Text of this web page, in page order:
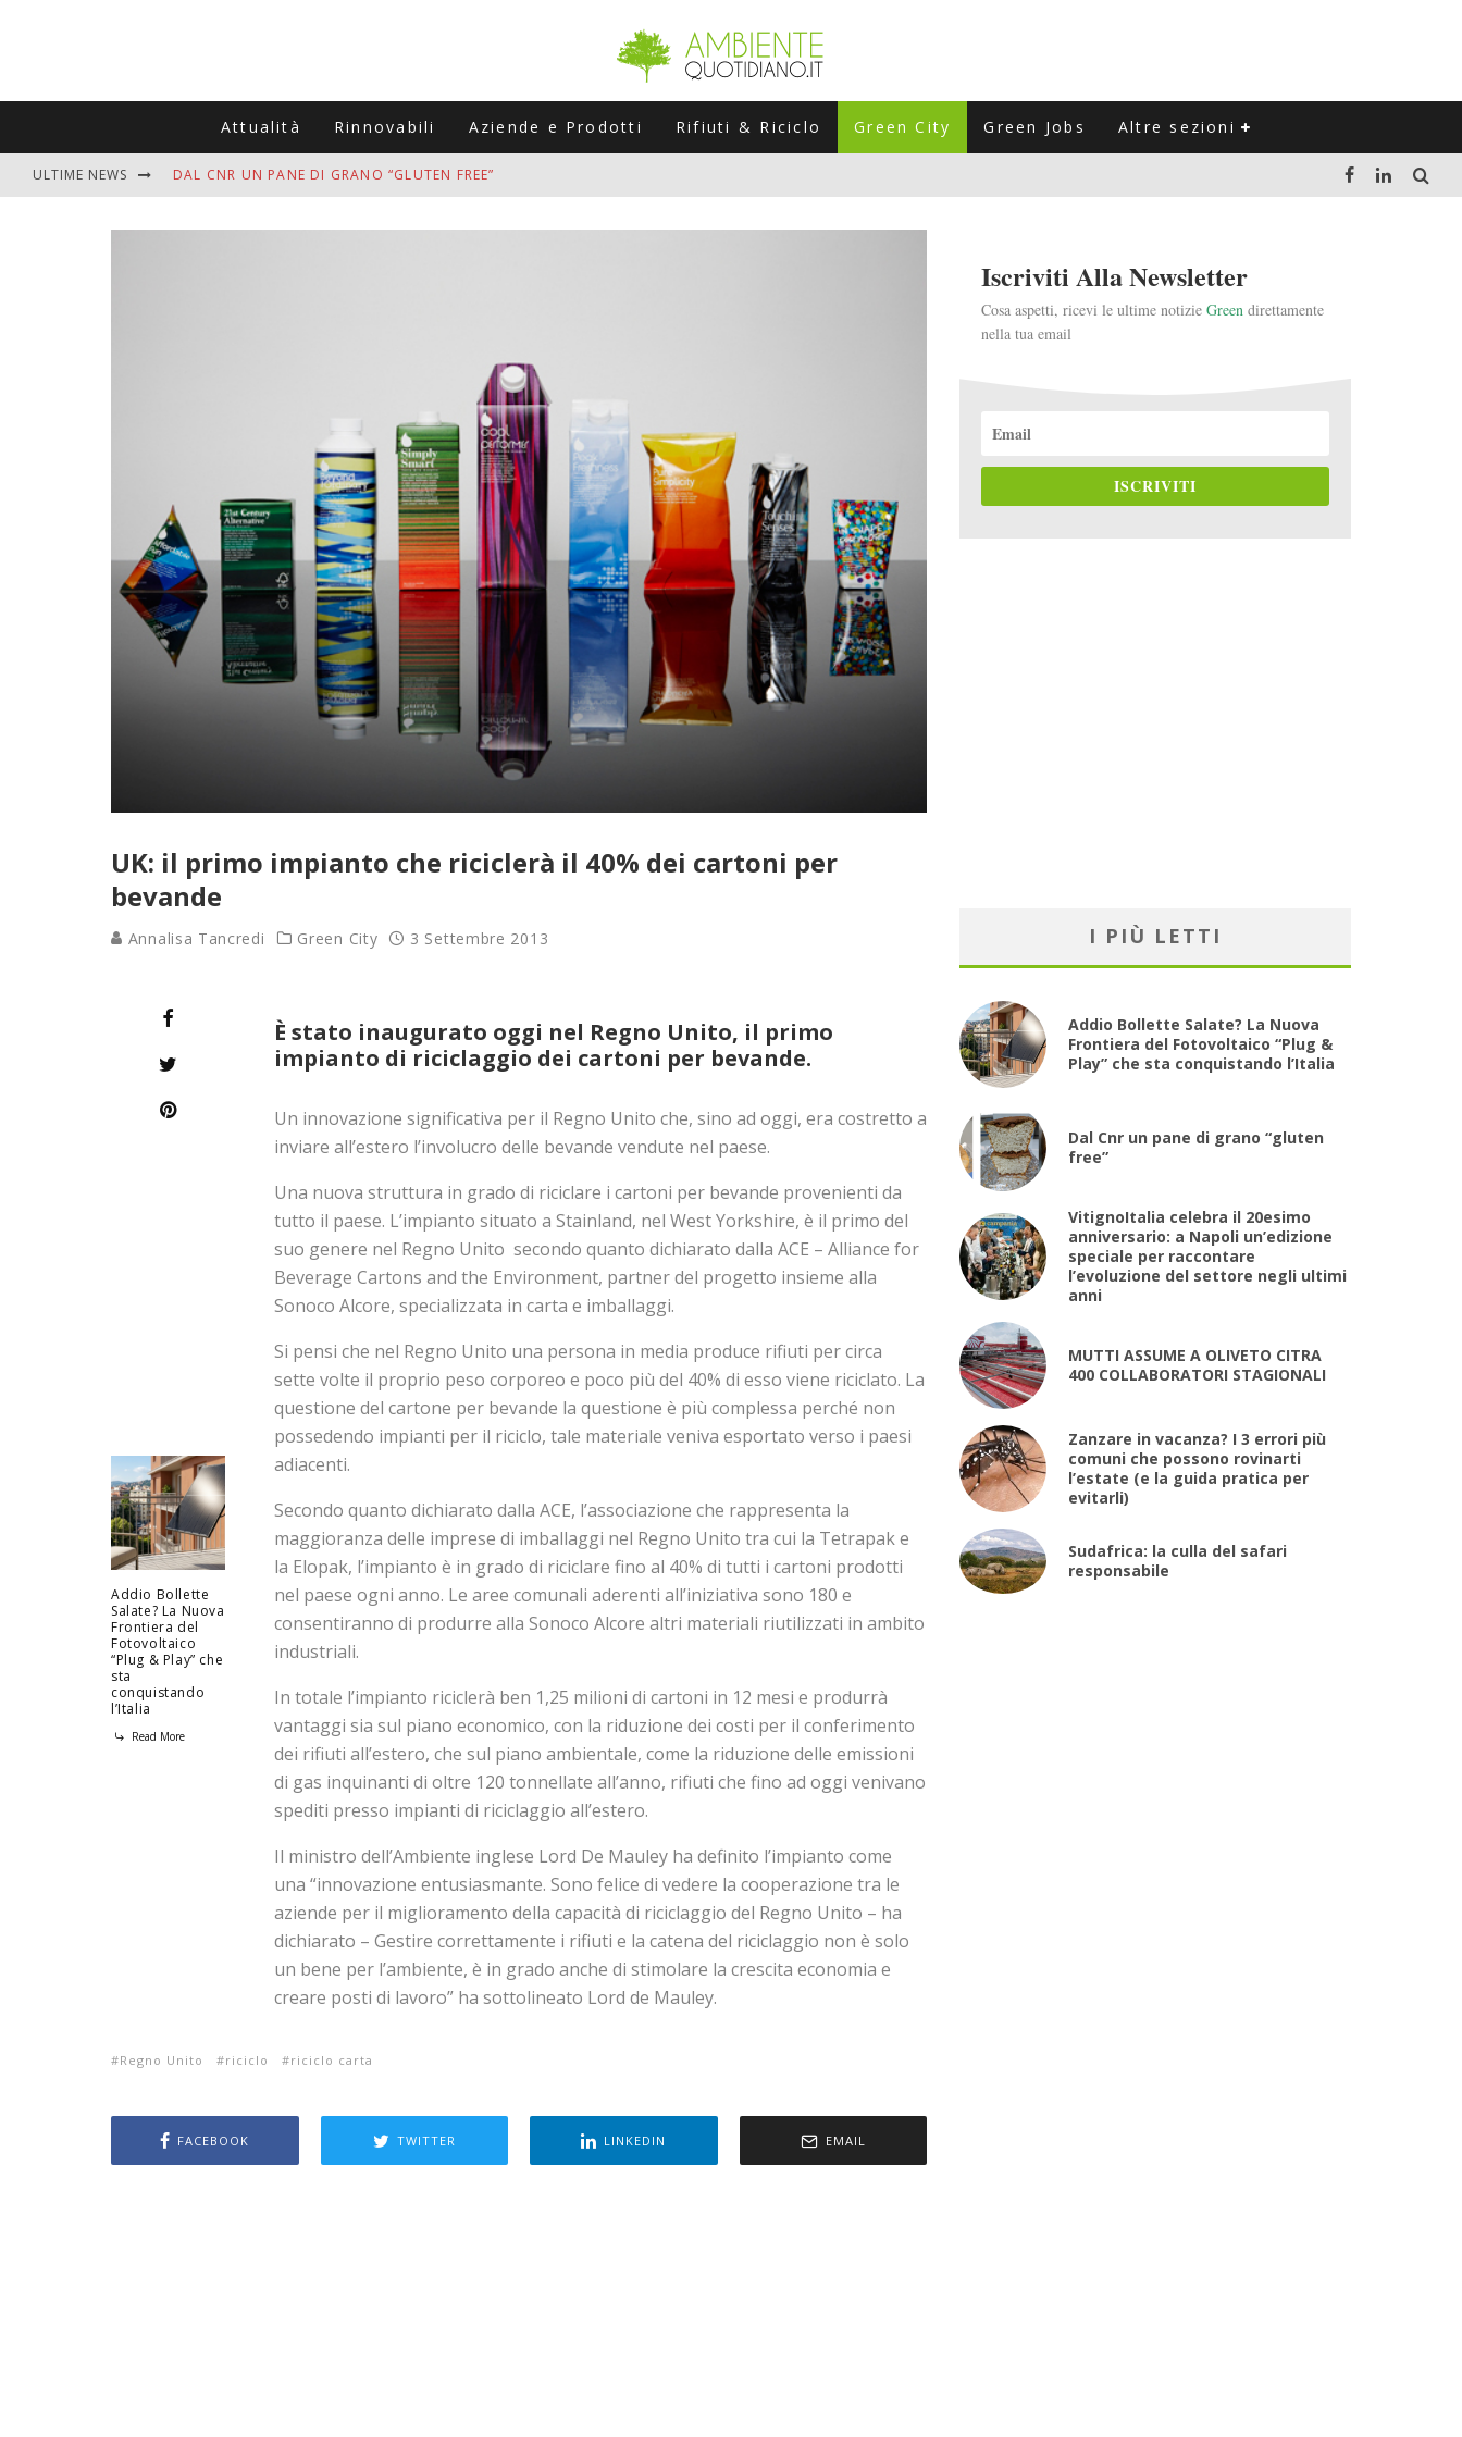
Attualità Rinnovabili Aziende e Prodotti Rifiuti & Riciclo Green City Green Jobs Altre sezioni
ULTIME NEWS DAL CNR UN PANE DI GRANO “GLUTEN FREE”
ZANZARE IN VACANZA? I 3 ERRORI PIÙ COMUNI CHE POSSONO ROVINARTI L’ESTATE (E LA GUIDA PRATICA PER EVITARLI)
UK: il primo impianto che riciclerà il 40% dei cartoni per
bevande
Annalisa Tancredi Green City 3 Settembre 2013
Addio Bollette
Salate? La Nuova
Frontiera del
Fotovoltaico
“Plug & Play” che
sta
conquistando
l’Italia
Read More
È stato inaugurato oggi nel Regno Unito, il primo
impianto di riciclaggio dei cartoni per bevande.
Un innovazione significativa per il Regno Unito che, sino ad oggi, era costretto a
inviare all’estero l’involucro delle bevande vendute nel paese.
Una nuova struttura in grado di riciclare i cartoni per bevande provenienti da
tutto il paese. L’impianto situato a Stainland, nel West Yorkshire, è il primo del
suo genere nel Regno Unito secondo quanto dichiarato dalla ACE – Alliance for
Beverage Cartons and the Environment, partner del progetto insieme alla
Sonoco Alcore, specializzata in carta e imballaggi.
Si pensi che nel Regno Unito una persona in media produce rifiuti per circa
sette volte il proprio peso corporeo e poco più del 40% di esso viene riciclato. La
questione del cartone per bevande la questione è più complessa perché non
possedendo impianti per il riciclo, tale materiale veniva esportato verso i paesi
adiacenti.
Secondo quanto dichiarato dalla ACE, l’associazione che rappresenta la
maggioranza delle imprese di imballaggi nel Regno Unito tra cui la Tetrapak e
la Elopak, l’impianto è in grado di riciclare fino al 40% di tutti i cartoni prodotti
nel paese ogni anno. Le aree comunali aderenti all’iniziativa sono 180 e
consentiranno di produrre alla Sonoco Alcore altri materiali riutilizzati in ambito
industriali.
In totale l’impianto riciclerà ben 1,25 milioni di cartoni in 12 mesi e produrrà
vantaggi sia sul piano economico, con la riduzione dei costi per il conferimento
dei rifiuti all’estero, che sul piano ambientale, come la riduzione delle emissioni
di gas inquinanti di oltre 120 tonnellate all’anno, rifiuti che fino ad oggi venivano
spediti presso impianti di riciclaggio all’estero.
Il ministro dell’Ambiente inglese Lord De Mauley ha definito l’impianto come
una “innovazione entusiasmante. Sono felice di vedere la cooperazione tra le
aziende per il miglioramento della capacità di riciclaggio del Regno Unito – ha
dichiarato – Gestire correttamente i rifiuti e la catena del riciclaggio non è solo
un bene per l’ambiente, è in grado anche di stimolare la crescita economia e
creare posti di lavoro” ha sottolineato Lord de Mauley.
Regno Unito riciclo riciclo carta
FACEBOOK TWITTER LINKEDIN EMAIL
Iscriviti Alla Newsletter
Cosa aspetti, ricevi le ultime notizie Green direttamente
nella tua email
ISCRIVITI
I PIÙ LETTI
Addio Bollette Salate? La Nuova
Frontiera del Fotovoltaico “Plug &
Play” che sta conquistando l’Italia
Dal Cnr un pane di grano “gluten
free”
VitignoItalia celebra il 20esimo
anniversario: a Napoli un’edizione
speciale per raccontare
l’evoluzione del settore negli ultimi
anni
MUTTI ASSUME A OLIVETO CITRA
400 COLLABORATORI STAGIONALI
Zanzare in vacanza? I 3 errori più
comuni che possono rovinarti
l’estate (e la guida pratica per
evitarli)
Sudafrica: la culla del safari
responsabile